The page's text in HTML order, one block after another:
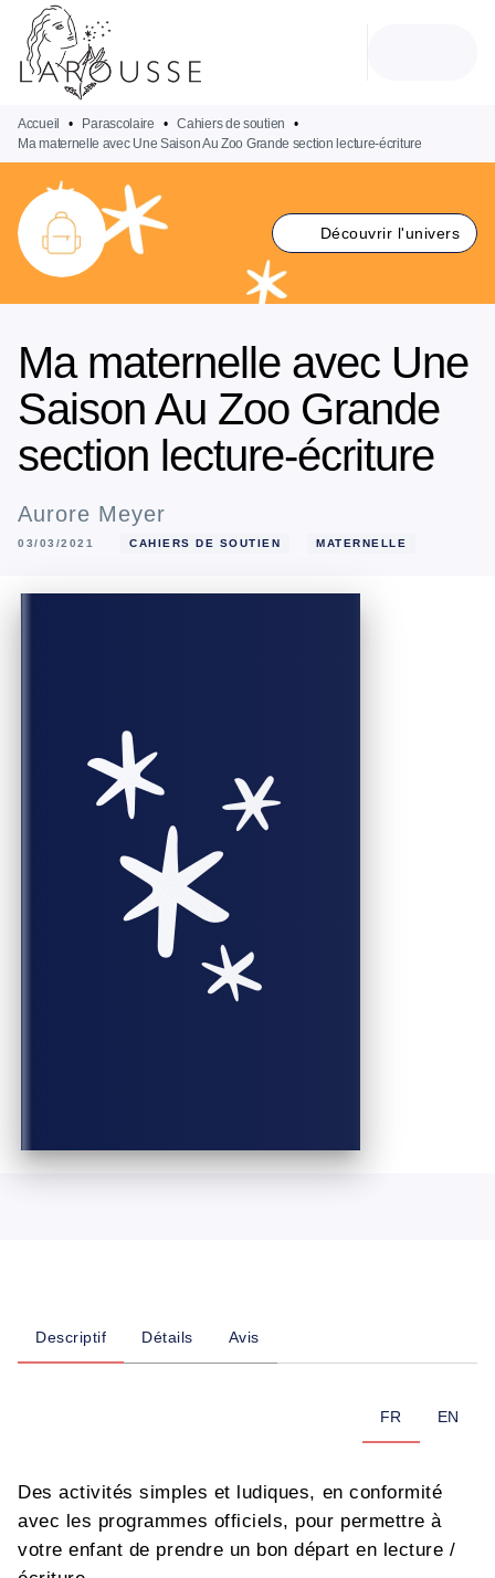
MENU
PIED DE PAGE
Accueil • Parascolaire • Cahiers de soutien
•
Ma maternelle avec Une Saison Au Zoo Grande section lecture-écriture
Découvrir l'univers
Ma maternelle avec Une
Saison Au Zoo Grande
section lecture-écriture
Aurore Meyer
03/03/2021 CAHIERS DE SOUTIEN MATERNELLE
Descriptif Détails Avis
FR EN
Des activités simples et ludiques, en conformité
avec les programmes officiels, pour permettre à
votre enfant de prendre un bon départ en lecture /